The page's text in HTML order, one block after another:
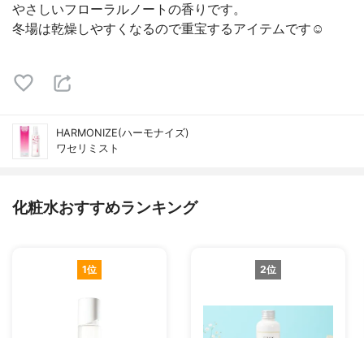
やさしいフローラルノートの香りです。
冬場は乾燥しやすくなるので重宝するアイテムです☺️
HARMONIZE(ハーモナイズ)
ワセリミスト
化粧水おすすめランキング
1位 2位